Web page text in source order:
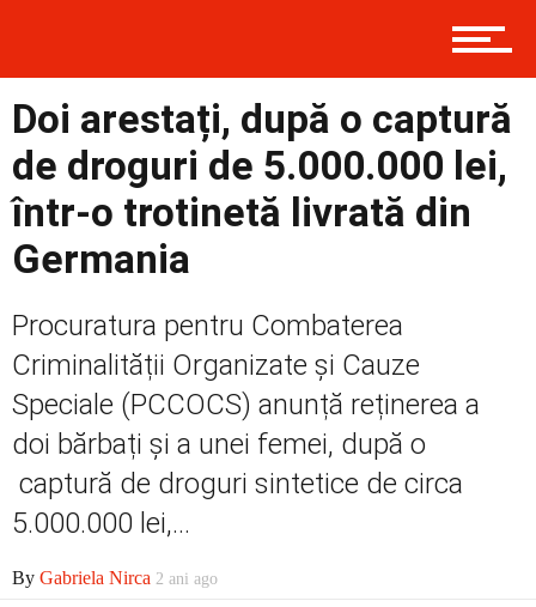
Social
Economic
Doi arestați, după o captură
de droguri de 5.000.000 lei,
într-o trotinetă livrată din
Germania
Procuratura pentru Combaterea
Criminalității Organizate și Cauze
Speciale (PCCOCS) anunță reținerea a
doi bărbați și a unei femei, după o
captură de droguri sintetice de circa
5.000.000 lei,...
By Gabriela Nirca 2 ani ago